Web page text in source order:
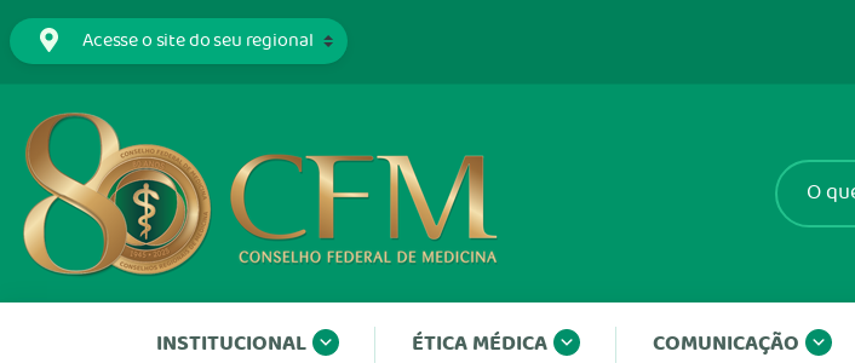
INSTITUCIONAL ÉTICA MÉDICA COMUNICAÇÃO